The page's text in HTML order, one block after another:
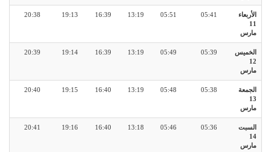
الأربعاء
11
مارس
05:41
05:51
13:19
16:39
19:13
20:38
الخميس
12
مارس
05:39
05:49
13:19
16:39
19:14
20:39
الجمعة
13
مارس
05:38
05:48
13:19
16:40
19:15
20:40
السبت
14
مارس
05:36
05:46
13:18
16:40
19:16
20:41